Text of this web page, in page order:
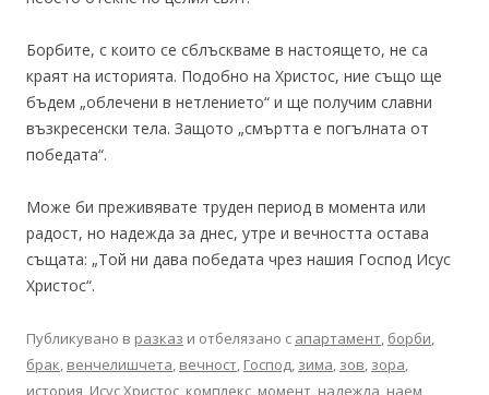
Борбите, с които се сблъскваме в настоящето, не са
краят на историята. Подобно на Христос, ние също ще
бъдем „облечени в нетлението“ и ще получим славни
възкресенски тела. Защото „смъртта е погълната от
победата“.
Може би преживявате труден период в момента или
радост, но надежда за днес, утре и вечността остава
същата: „Той ни дава победата чрез нашия Господ Исус
Христос“.
Публикувано в разказ и отбелязано с апартамент, борби,
брак, венчелишчета, вечност, Господ, зима, зов, зора,
история, Исус Христос, комплекс, момент, надежда, наем,